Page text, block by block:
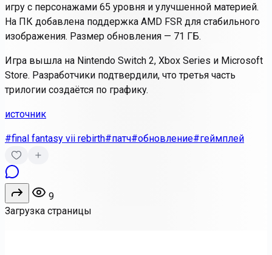
игру с персонажами 65 уровня и улучшенной материей.
На ПК добавлена поддержка AMD FSR для стабильного
изображения. Размер обновления — 71 ГБ.
Игра вышла на Nintendo Switch 2, Xbox Series и Microsoft
Store. Разработчики подтвердили, что третья часть
трилогии создаётся по графику.
источник
#final fantasy vii rebirth#патч#обновление#геймплей
9
Загрузка страницы